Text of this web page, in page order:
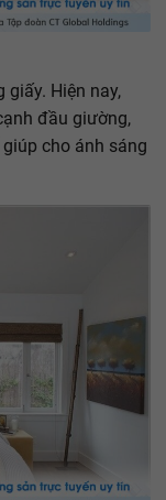
Hiện nay,
đầu giường,
cho ánh sáng